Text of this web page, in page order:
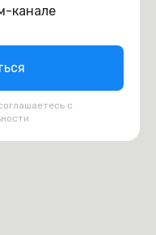
канале
с